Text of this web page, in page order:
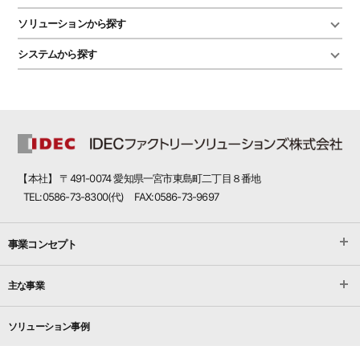
ソリューションから探す
システムから探す
【本社】 〒491-0074 愛知県一宮市東島町二丁目８番地
TEL:0586-73-8300(代) FAX:0586-73-9697
事業コンセプト
主な事業
ソリューション事例